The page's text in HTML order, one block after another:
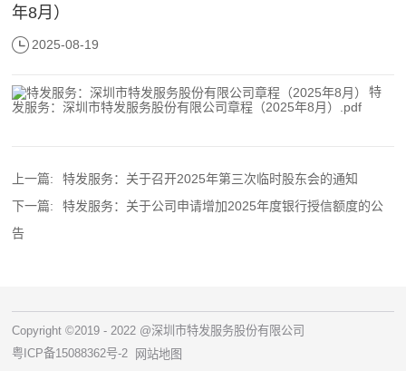
年8月）
2025-08-19
特
发服务：深圳市特发服务股份有限公司章程（2025年8月）.pdf
上一篇:
特发服务：关于召开2025年第三次临时股东会的通知
下一篇:
特发服务：关于公司申请增加2025年度银行授信额度的公
告
Copyright ©2019 - 2022 @深圳市特发服务股份有限公司
粤ICP备15088362号-2
网站地图